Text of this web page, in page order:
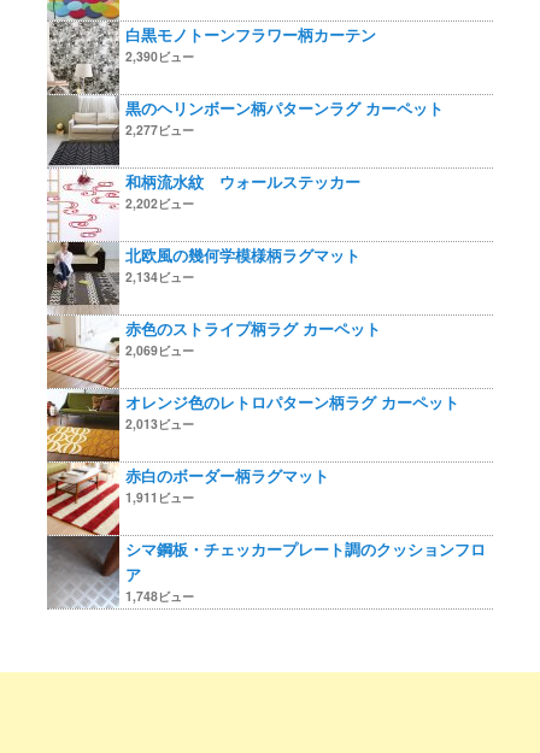
白黒モノトーンフラワー柄カーテン
2,390ビュー
黒のヘリンボーン柄パターンラグ カーペット
2,277ビュー
和柄流水紋 ウォールステッカー
2,202ビュー
北欧風の幾何学模様柄ラグマット
2,134ビュー
赤色のストライプ柄ラグ カーペット
2,069ビュー
オレンジ色のレトロパターン柄ラグ カーペット
2,013ビュー
赤白のボーダー柄ラグマット
1,911ビュー
シマ鋼板・チェッカープレート調のクッションフロ
ア
1,748ビュー